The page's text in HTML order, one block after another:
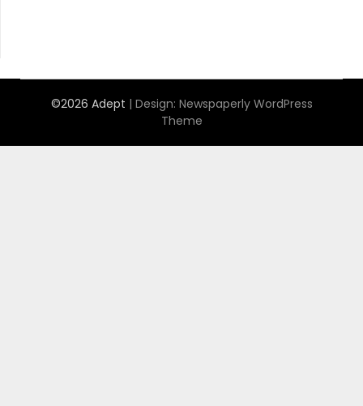
©2026 Adept | Design: Newspaperly WordPress
Theme